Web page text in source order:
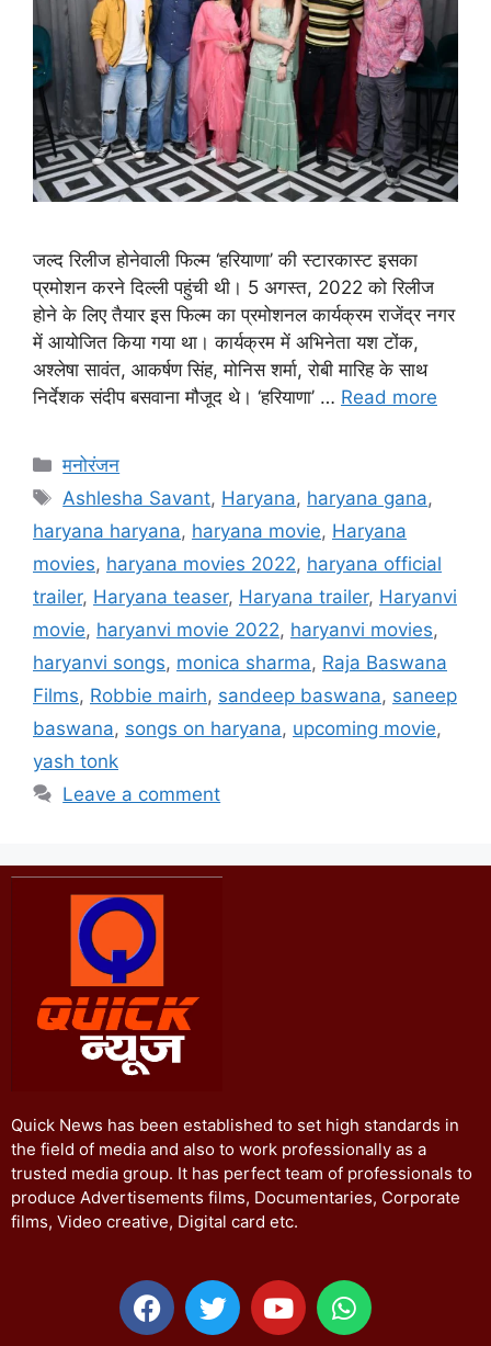
जल्द रिलीज होनेवाली फिल्म ‘हरियाणा’ की स्टारकास्ट इसका
प्रमोशन करने दिल्ली पहुंची थी। 5 अगस्त, 2022 को रिलीज
होने के लिए तैयार इस फिल्म का प्रमोशनल कार्यक्रम राजेंद्र नगर
में आयोजित किया गया था। कार्यक्रम में अभिनेता यश टोंक,
अश्लेषा सावंत, आकर्षण सिंह, मोनिस शर्मा, रोबी मारिह के साथ
निर्देशक संदीप बसवाना मौजूद थे। ‘हरियाणा’ … Read more
मनोरंजन
Ashlesha Savant, Haryana, haryana gana,
haryana haryana, haryana movie, Haryana
movies, haryana movies 2022, haryana official
trailer, Haryana teaser, Haryana trailer, Haryanvi
movie, haryanvi movie 2022, haryanvi movies,
haryanvi songs, monica sharma, Raja Baswana
Films, Robbie mairh, sandeep baswana, saneep
baswana, songs on haryana, upcoming movie,
yash tonk
Leave a comment
Quick News has been established to set high standards in
the field of media and also to work professionally as a
trusted media group. It has perfect team of professionals to
produce Advertisements films, Documentaries, Corporate
films, Video creative, Digital card etc.